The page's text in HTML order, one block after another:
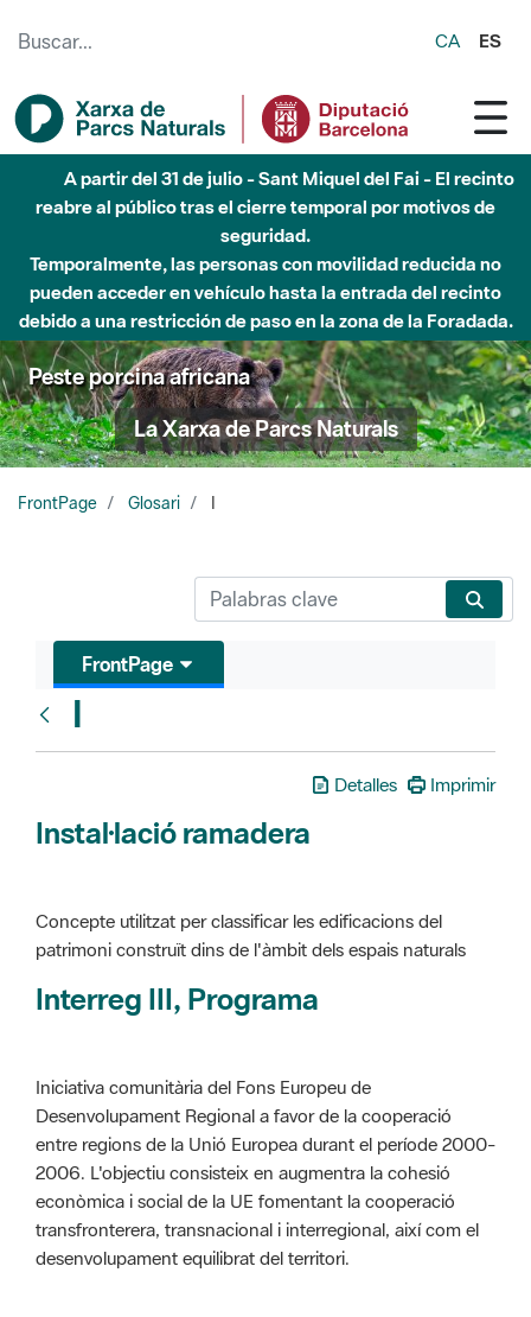
CA ES
A partir del 31 de julio - Sant Miquel del Fai - El recinto
reabre al público tras el cierre temporal por motivos de
seguridad.
Temporalmente, las personas con movilidad reducida no
pueden acceder en vehículo hasta la entrada del recinto
debido a una restricción de paso en la zona de la Foradada.
Peste porcina africana
La Xarxa de Parcs Naturals
FrontPage Glosari
FrontPage
I
Detalles Imprimir
Instal·lació ramadera
Concepte utilitzat per classificar les edificacions del
patrimoni construït dins de l'àmbit dels espais naturals
Interreg III, Programa
Iniciativa comunitària del Fons Europeu de
Desenvolupament Regional a favor de la cooperació
entre regions de la Unió Europea durant el període 2000-
2006. L'objectiu consisteix en augmentra la cohesió
econòmica i social de la UE fomentant la cooperació
transfronterera, transnacional i interregional, així com el
desenvolupament equilibrat del territori.